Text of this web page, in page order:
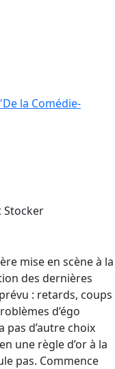
la Comédie-
Stocker
mise en scène à la
des dernières
: retards, coups
d’égo
pas d’autre choix
une règle d’or à la
pas. Commence